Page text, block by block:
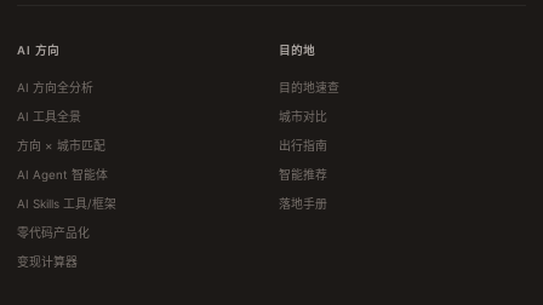
AI 方向
AI 方向全分析
AI 工具全景
方向 × 城市匹配
AI Agent 智能体
AI Skills 工具/框架
零代码产品化
变现计算器
目的地
目的地速查
城市对比
出行指南
智能推荐
落地手册